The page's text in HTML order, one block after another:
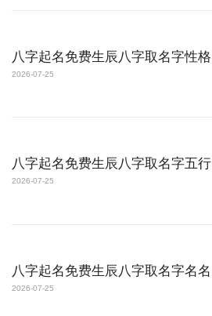
八字起名免费生辰八字取名字性格
2026-07-25
八字起名免费生辰八字取名字五行
2026-07-25
八字起名免费生辰八字取名字名名
2026-07-25